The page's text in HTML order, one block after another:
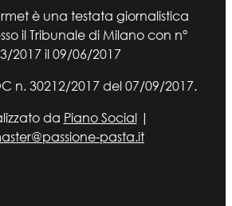
è una testata giornalistica
il Tribunale di Milano con n°
2017 il 09/06/2017
n. 30212/2017 del 07/09/2017.
da Piano Social|
pasta.it